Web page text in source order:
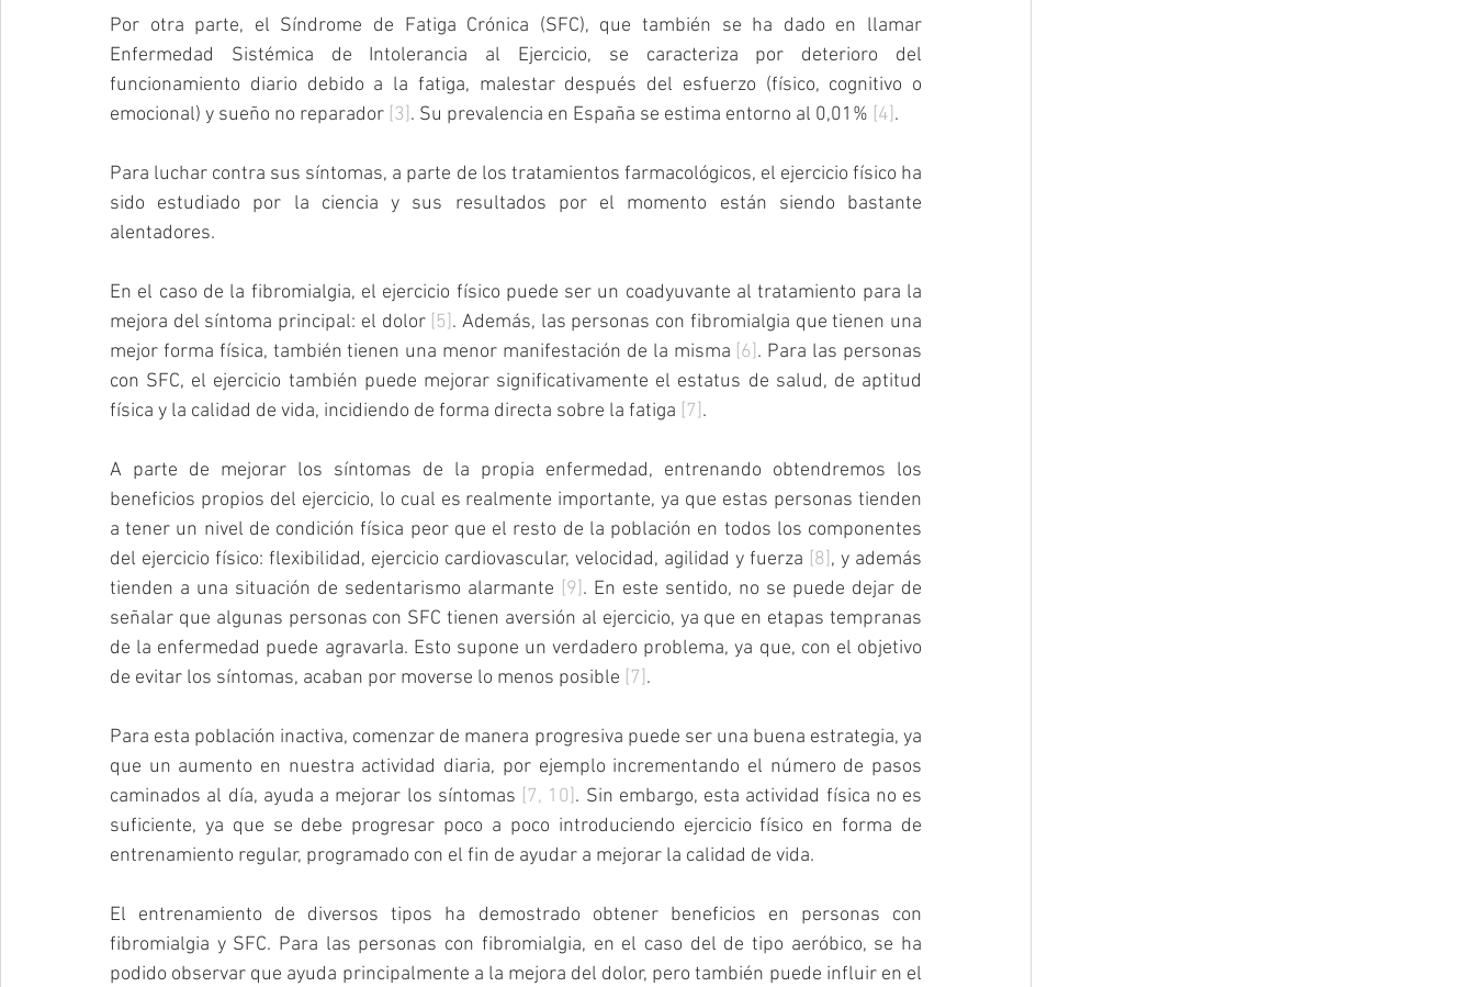
Por otra parte, el Síndrome de Fatiga Crónica (SFC), que también se ha dado en llamar
Enfermedad Sistémica de Intolerancia al Ejercicio, se caracteriza por deterioro del
funcionamiento diario debido a la fatiga, malestar después del esfuerzo (físico, cognitivo o
emocional) y sueño no reparador [3]. Su prevalencia en España se estima entorno al 0,01% [4].
Para luchar contra sus síntomas, a parte de los tratamientos farmacológicos, el ejercicio físico ha
sido estudiado por la ciencia y sus resultados por el momento están siendo bastante
alentadores.
En el caso de la fibromialgia, el ejercicio físico puede ser un coadyuvante al tratamiento para la
mejora del síntoma principal: el dolor [5]. Además, las personas con fibromialgia que tienen una
mejor forma física, también tienen una menor manifestación de la misma [6]. Para las personas
con SFC, el ejercicio también puede mejorar significativamente el estatus de salud, de aptitud
física y la calidad de vida, incidiendo de forma directa sobre la fatiga [7].
A parte de mejorar los síntomas de la propia enfermedad, entrenando obtendremos los
beneficios propios del ejercicio, lo cual es realmente importante, ya que estas personas tienden
a tener un nivel de condición física peor que el resto de la población en todos los componentes
del ejercicio físico: flexibilidad, ejercicio cardiovascular, velocidad, agilidad y fuerza [8], y además
tienden a una situación de sedentarismo alarmante [9]. En este sentido, no se puede dejar de
señalar que algunas personas con SFC tienen aversión al ejercicio, ya que en etapas tempranas
de la enfermedad puede agravarla. Esto supone un verdadero problema, ya que, con el objetivo
de evitar los síntomas, acaban por moverse lo menos posible [7].
Para esta población inactiva, comenzar de manera progresiva puede ser una buena estrategia, ya
que un aumento en nuestra actividad diaria, por ejemplo incrementando el número de pasos
caminados al día, ayuda a mejorar los síntomas [7, 10]. Sin embargo, esta actividad física no es
suficiente, ya que se debe progresar poco a poco introduciendo ejercicio físico en forma de
entrenamiento regular, programado con el fin de ayudar a mejorar la calidad de vida.
El entrenamiento de diversos tipos ha demostrado obtener beneficios en personas con
fibromialgia y SFC. Para las personas con fibromialgia, en el caso del de tipo aeróbico, se ha
podido observar que ayuda principalmente a la mejora del dolor, pero también puede influir en el